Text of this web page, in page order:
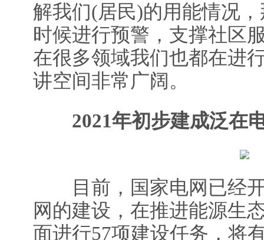
解我们(居民)的用能情况
时候进行预警，支撑社区
在很多领域我们也都在进
讲空间非常广阔。
2021年初步建成泛在
目前，国家电网已经开
网的建设，在推进能源生
面进行57项建设任务，将